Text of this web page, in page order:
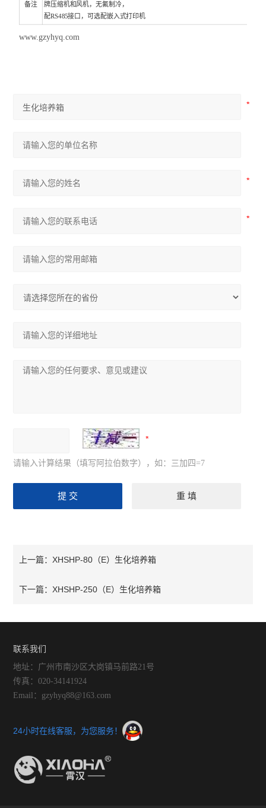
备注
牌压缩机和风机，无氟制冷，
配RS485接口，可选配嵌入式打印机
www.gzyhyq.com
请输入计算结果（填写阿拉伯数字），如：三加四=7
上一篇：XHSHP-80（E）生化培养箱
下一篇：XHSHP-250（E）生化培养箱
联系我们
地址：广州市南沙区大岗镇马前路21号
传真：020-34141924
Email：gzyhyq88@163.com
24小时在线客服，为您服务！